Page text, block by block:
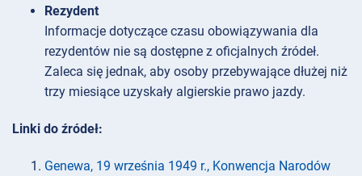
Rezydent
Informacje dotyczące czasu obowiązywania dla
rezydentów nie są dostępne z oficjalnych źródeł.
Zaleca się jednak, aby osoby przebywające dłużej niż
trzy miesiące uzyskały algierskie prawo jazdy.
Linki do źródeł:
Genewa, 19 września 1949 r., Konwencja Narodów